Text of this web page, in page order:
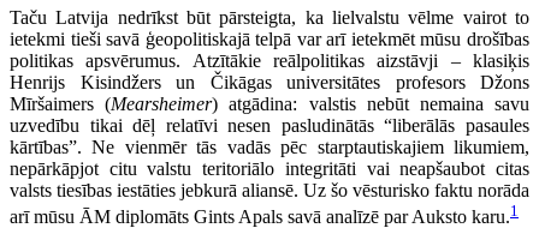
Taču Latvija nedrīkst būt pārsteigta, ka lielvalstu vēlme vairot to
ietekmi tieši savā ģeopolitiskajā telpā var arī ietekmēt mūsu drošības
politikas apsvērumus. Atzītākie reālpolitikas aizstāvji – klasiķis
Henrijs Kisindžers un Čikāgas universitātes profesors Džons
Mīršaimers (Mearsheimer) atgādina: valstis nebūt nemaina savu
uzvedību tikai dēļ relatīvi nesen pasludinātās “liberālās pasaules
kārtības”. Ne vienmēr tās vadās pēc starptautiskajiem likumiem,
nepārkāpjot citu valstu teritoriālo integritāti vai neapšaubot citas
valsts tiesības iestāties jebkurā aliansē. Uz šo vēsturisko faktu norāda
arī mūsu ĀM diplomāts Gints Apals savā analīzē par Auksto karu.1